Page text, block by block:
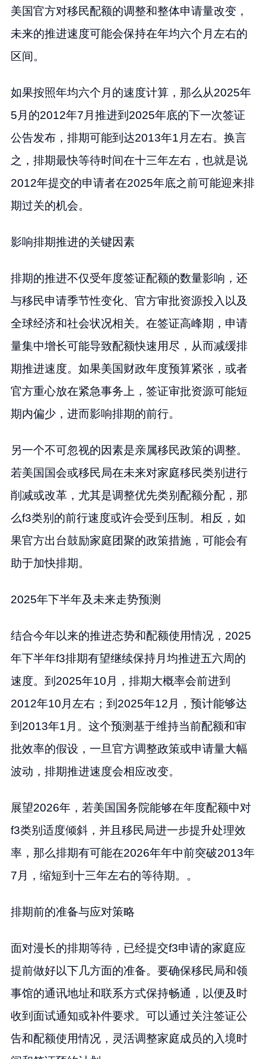
美国官方对移民配额的调整和整体申请量改变，
未来的推进速度可能会保持在年均六个月左右的
区间。
如果按照年均六个月的速度计算，那么从2025年
5月的2012年7月推进到2025年底的下一次签证
公告发布，排期可能到达2013年1月左右。换言
之，排期最快等待时间在十三年左右，也就是说
2012年提交的申请者在2025年底之前可能迎来排
期过关的机会。
影响排期推进的关键因素
排期的推进不仅受年度签证配额的数量影响，还
与移民申请季节性变化、官方审批资源投入以及
全球经济和社会状况相关。在签证高峰期，申请
量集中增长可能导致配额快速用尽，从而减缓排
期推进速度。如果美国财政年度预算紧张，或者
官方重心放在紧急事务上，签证审批资源可能短
期内偏少，进而影响排期的前行。
另一个不可忽视的因素是亲属移民政策的调整。
若美国国会或移民局在未来对家庭移民类别进行
削减或改革，尤其是调整优先类别配额分配，那
么f3类别的前行速度或许会受到压制。相反，如
果官方出台鼓励家庭团聚的政策措施，可能会有
助于加快排期。
2025年下半年及未来走势预测
结合今年以来的推进态势和配额使用情况，2025
年下半年f3排期有望继续保持月均推进五六周的
速度。到2025年10月，排期大概率会前进到
2012年10月左右；到2025年12月，预计能够达
到2013年1月。这个预测基于维持当前配额和审
批效率的假设，一旦官方调整政策或申请量大幅
波动，排期推进速度会相应改变。
展望2026年，若美国国务院能够在年度配额中对
f3类别适度倾斜，并且移民局进一步提升处理效
率，那么排期有可能在2026年年中前突破2013年
7月，缩短到十三年左右的等待期。。
排期前的准备与应对策略
面对漫长的排期等待，已经提交f3申请的家庭应
提前做好以下几方面的准备。要确保移民局和领
事馆的通讯地址和联系方式保持畅通，以便及时
收到面试通知或补件要求。可以通过关注签证公
告和配额使用情况，灵活调整家庭成员的入境时